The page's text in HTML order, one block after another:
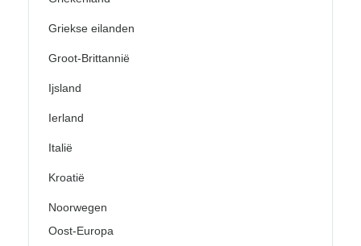
Griekse eilanden
Groot-Brittannië
Ijsland
Ierland
Italië
Kroatië
Noorwegen
Oost-Europa